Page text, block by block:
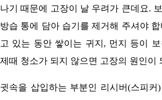
나기 때문에 고장이 날 우려가 큰데요.
방습 통에 담아 습기를 제거해 주셔야 합
고 있는 동안 쌓이는 귀지 , 먼지 등이
제때 청소가 되지 않으면 고장의 원인이
귓속을 삽입하는 부분인 리시버(스피커)